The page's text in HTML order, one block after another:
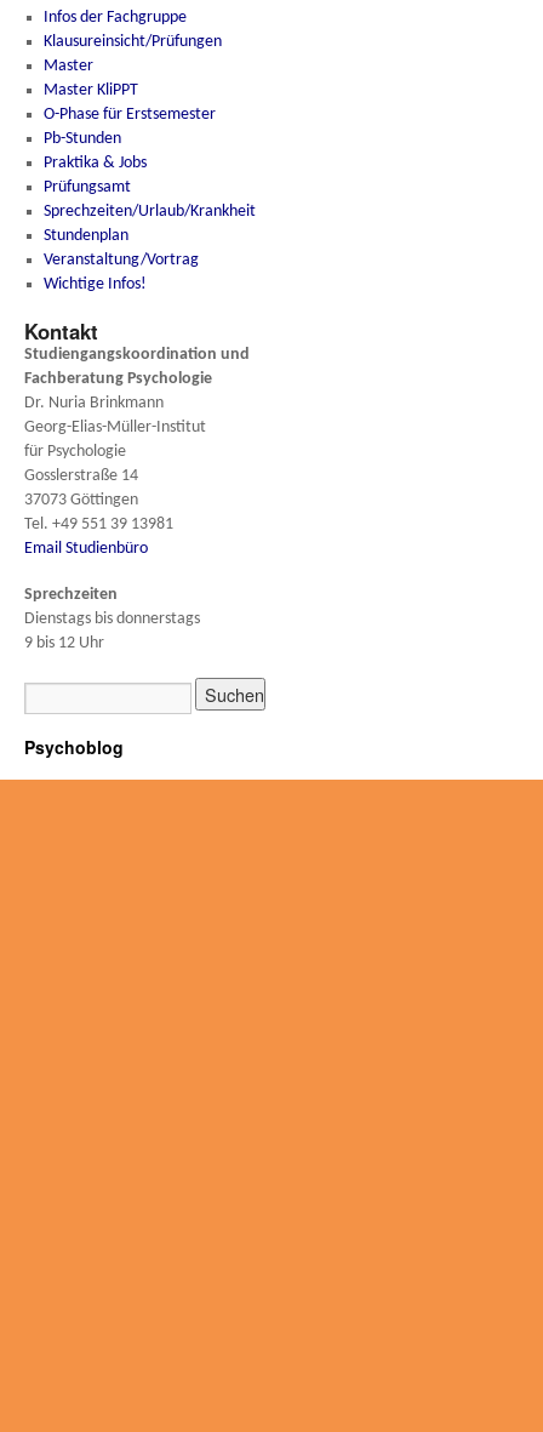
Infos der Fachgruppe
Klausureinsicht/Prüfungen
Master
Master KliPPT
O-Phase für Erstsemester
Pb-Stunden
Praktika & Jobs
Prüfungsamt
Sprechzeiten/Urlaub/Krankheit
Stundenplan
Veranstaltung/Vortrag
Wichtige Infos!
Kontakt
Studiengangskoordination und
Fachberatung Psychologie
Dr. Nuria Brinkmann
Georg-Elias-Müller-Institut
für Psychologie
Gosslerstraße 14
37073 Göttingen
Tel. +49 551 39 13981
Email Studienbüro
Sprechzeiten
Dienstags bis donnerstags
9 bis 12 Uhr
Psychoblog